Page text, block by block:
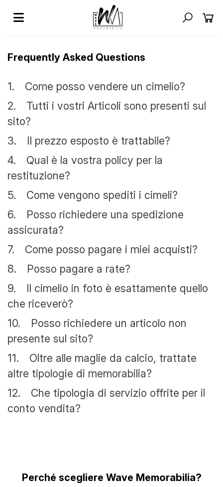
Frequently Asked Questions
1.
Come posso vendere un cimelio?
2.
Tutti i vostri Articoli sono presenti sul
sito?
3.
Il prezzo esposto è trattabile?
4.
Qual è la vostra policy per la
restituzione?
5.
Come vengono spediti i cimeli?
6.
Posso richiedere una spedizione
assicurata?
7.
Come posso pagare i miei acquisti?
8.
Posso pagare a rate?
9.
Il cimelio in foto è esattamente quello
che riceverò?
10.
Posso richiedere un articolo non
presente sul sito?
11.
Oltre alle maglie da calcio, trattate
altre tipologie di memorabilia?
12.
Che tipologia di servizio offrite per il
conto vendita?
Perché scegliere Wave Memorabilia?